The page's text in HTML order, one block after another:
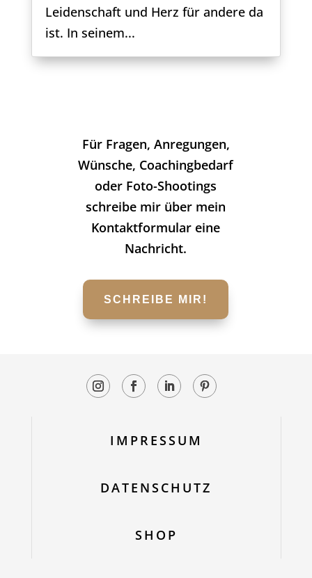
Leidenschaft und Herz für andere da
ist. In seinem...
Für Fragen, Anregungen,
Wünsche, Coachingbedarf
oder Foto-Shootings
schreibe mir über mein
Kontaktformular eine
Nachricht.
SCHREIBE MIR!
IMPRESSUM
DATENSCHUTZ
SHOP